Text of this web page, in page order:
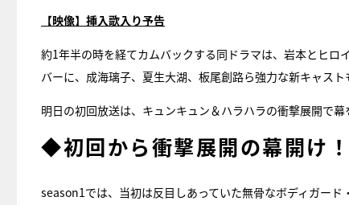
【映像】挿入歌入り予告
約1年半の時を経てカムバックする同ドラマは、岩本とヒ
バーに、成海璃子、夏生大湖、板尾創路ら強力な新キャスト
明日の初回放送は、キュンキュン＆ハラハラの衝撃展開で幕
◆初回から衝撃展開の幕開け！
season1では、当初は反目しあっていた無骨なボディガー